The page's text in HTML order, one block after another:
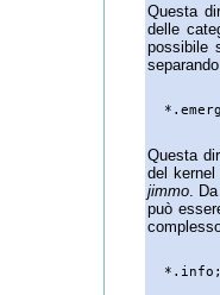
Questa
delle
possibile
Questa
del
jimmo.
può